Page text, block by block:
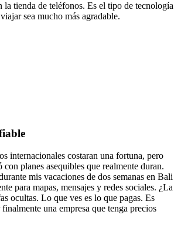
la tienda de teléfonos. Es el tipo de tecnología
sea mucho más agradable.
internacionales costaran una fortuna, pero
planes asequibles que realmente duran.
mis vacaciones de dos semanas en Bali
para mapas, mensajes y redes sociales. ¿La
ocultas. Lo que ves es lo que pagas. Es
una empresa que tenga precios